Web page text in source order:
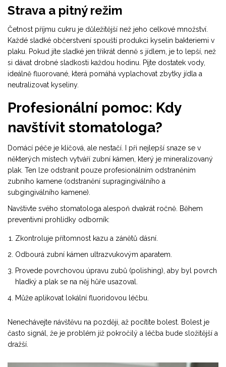
Strava a pitný režim
Četnost příjmu cukru je důležitější než jeho celkové množství.
Každé sladké občerstvení spouští produkci kyselin bakteriemi v
plaku. Pokud jíte sladké jen třikrát denně s jídlem, je to lepší, než
si dávat drobné sladkosti každou hodinu. Pijte dostatek vody,
ideálně fluorované, která pomáhá vyplachovat zbytky jídla a
neutralizovat kyseliny.
Profesionální pomoc: Kdy
navštívit stomatologa?
Domácí péče je klíčová, ale nestačí. I při nejlepší snaze se v
některých místech vytváří zubní kámen, který je mineralizovaný
plak. Ten lze odstranit pouze profesionálním odstraněním
zubního kamene (odstranění supragingiválního a
subgingiválního kamene).
Navštivte svého stomatologa alespoň dvakrát ročně. Během
preventivní prohlídky odborník:
Zkontroluje přítomnost kazu a zánětů dásní.
Odbourá zubní kámen ultrazvukovým aparatem.
Provede povrchovou úpravu zubů (polishing), aby byl povrch
hladký a plak se na něj hůře usazoval.
Může aplikovat lokální fluoridovou léčbu.
Nenechávejte návštěvu na později, až pocítíte bolest. Bolest je
často signál, že je problém již pokročilý a léčba bude složitější a
dražší.